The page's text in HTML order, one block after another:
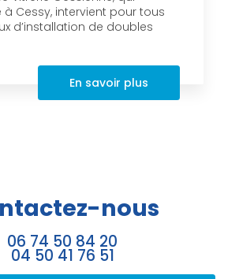
à Cessy, intervient pour tous
d’installation de doubles
En savoir plus
nous
06 74 50 84 20
04 50 41 76 51